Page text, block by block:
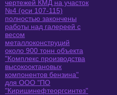
чертежей КМД на участок
№4 (оси 107-115)
полностью закончены
работы над галереей с
весом
металлоконструций
около 900 тонн объекта
"Комплекс производства
высокооктановых
компонентов бензина"
для ООО "ПО
"Киришинефтеоргсинтез"